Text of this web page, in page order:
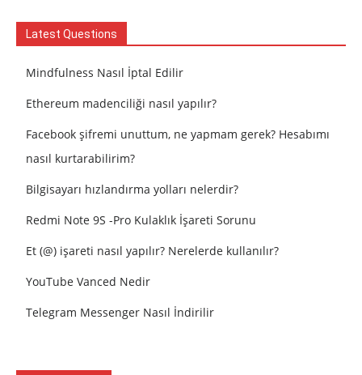
Latest Questions
Mindfulness Nasıl İptal Edilir
Ethereum madenciliği nasıl yapılır?
Facebook şifremi unuttum, ne yapmam gerek? Hesabımı
nasıl kurtarabilirim?
Bilgisayarı hızlandırma yolları nelerdir?
Redmi Note 9S -Pro Kulaklık İşareti Sorunu
Et (@) işareti nasıl yapılır? Nerelerde kullanılır?
YouTube Vanced Nedir
Telegram Messenger Nasıl İndirilir